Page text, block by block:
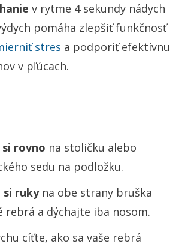
v rytme 4 sekundy nádych
pomáha zlepšiť funkčnosť
stres a podporiť efektívnu
v pľúcach.
rovno na stoličku alebo
sedu na podložku.
si rukyna obe strany bruška
rebrá a dýchajte iba nosom.
cíťte, ako sa vaše rebrá